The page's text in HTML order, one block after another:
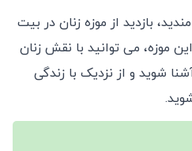
بازدید از موزه زنان در بیت
موزه، می ‌توانید با نقش زنان
شوید و از نزدیک با زندگی